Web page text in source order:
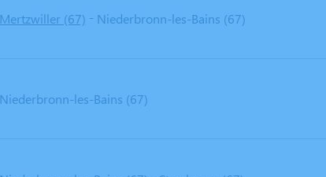
Mertzwiller (67) - Niederbronn-les-Bains (67)
Niederbronn-les-Bains (67)